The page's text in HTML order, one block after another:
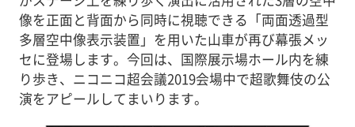
像を正面と背面から同時に視聴できる「両面透過型
多層空中像表示装置」を用いた山車が再び幕張メッ
セに登場します。今回は、国際展示場ホール内を練
り歩き、ニコニコ超会議2019会場中で超歌舞伎の公
演をアピールしてまいります。